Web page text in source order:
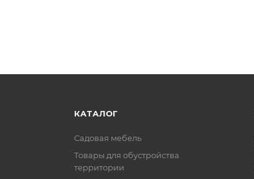
КАТАЛОГ
Садовая мебель
Товары для обустройства
территории